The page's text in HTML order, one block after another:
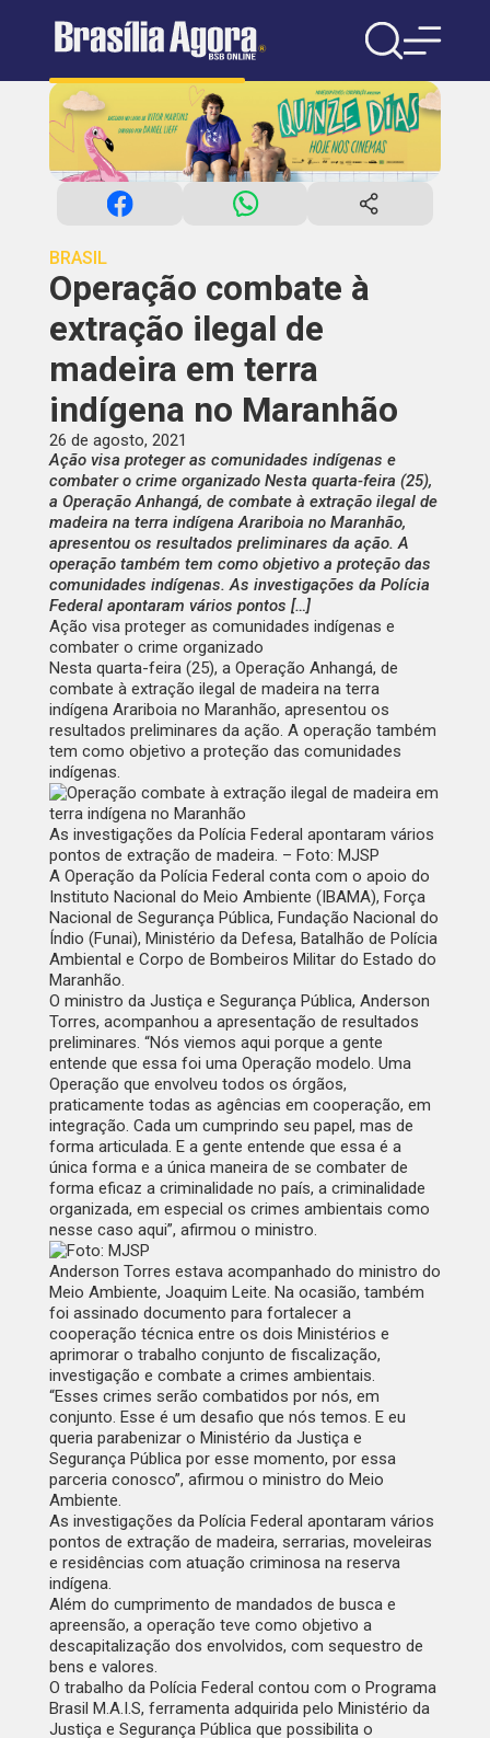
BRASIL
Operação combate à
extração ilegal de
madeira em terra
indígena no Maranhão
26 de agosto, 2021
Ação visa proteger as comunidades indígenas e
combater o crime organizado Nesta quarta-feira (25),
a Operação Anhangá, de combate à extração ilegal de
madeira na terra indígena Arariboia no Maranhão,
apresentou os resultados preliminares da ação. A
operação também tem como objetivo a proteção das
comunidades indígenas. As investigações da Polícia
Federal apontaram vários pontos […]
Ação visa proteger as comunidades indígenas e
combater o crime organizado
Nesta quarta-feira (25), a Operação Anhangá, de
combate à extração ilegal de madeira na terra
indígena Arariboia no Maranhão, apresentou os
resultados preliminares da ação. A operação também
tem como objetivo a proteção das comunidades
indígenas.
As investigações da Polícia Federal apontaram vários
pontos de extração de madeira. – Foto: MJSP
A Operação da Polícia Federal conta com o apoio do
Instituto Nacional do Meio Ambiente (IBAMA), Força
Nacional de Segurança Pública, Fundação Nacional do
Índio (Funai), Ministério da Defesa, Batalhão de Polícia
Ambiental e Corpo de Bombeiros Militar do Estado do
Maranhão.
O ministro da Justiça e Segurança Pública, Anderson
Torres, acompanhou a apresentação de resultados
preliminares. “Nós viemos aqui porque a gente
entende que essa foi uma Operação modelo. Uma
Operação que envolveu todos os órgãos,
praticamente todas as agências em cooperação, em
integração. Cada um cumprindo seu papel, mas de
forma articulada. E a gente entende que essa é a
única forma e a única maneira de se combater de
forma eficaz a criminalidade no país, a criminalidade
organizada, em especial os crimes ambientais como
nesse caso aqui”, afirmou o ministro.
Anderson Torres estava acompanhado do ministro do
Meio Ambiente, Joaquim Leite. Na ocasião, também
foi assinado documento para fortalecer a
cooperação técnica entre os dois Ministérios e
aprimorar o trabalho conjunto de fiscalização,
investigação e combate a crimes ambientais.
“Esses crimes serão combatidos por nós, em
conjunto. Esse é um desafio que nós temos. E eu
queria parabenizar o Ministério da Justiça e
Segurança Pública por esse momento, por essa
parceria conosco”, afirmou o ministro do Meio
Ambiente.
As investigações da Polícia Federal apontaram vários
pontos de extração de madeira, serrarias, moveleiras
e residências com atuação criminosa na reserva
indígena.
Além do cumprimento de mandados de busca e
apreensão, a operação teve como objetivo a
descapitalização dos envolvidos, com sequestro de
bens e valores.
O trabalho da Polícia Federal contou com o Programa
Brasil M.A.I.S, ferramenta adquirida pelo Ministério da
Justiça e Segurança Pública que possibilita o